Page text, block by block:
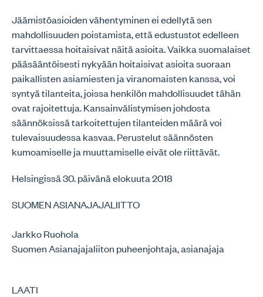
Jäämistöasioiden vähentyminen ei edellytä sen
mahdollisuuden poistamista, että edustustot edelleen
tarvittaessa hoitaisivat näitä asioita. Vaikka suomalaiset
pääsääntöisesti nykyään hoitaisivat asioita suoraan
paikallisten asiamiesten ja viranomaisten kanssa, voi
syntyä tilanteita, joissa henkilön mahdollisuudet tähän
ovat rajoitettuja. Kansainvälistymisen johdosta
säännöksissä tarkoitettujen tilanteiden määrä voi
tulevaisuudessa kasvaa. Perustelut säännösten
kumoamiselle ja muuttamiselle eivät ole riittävät.
Helsingissä 30. päivänä elokuuta 2018
SUOMEN ASIANAJAJALIITTO
Jarkko Ruohola
Suomen Asianajajaliiton puheenjohtaja, asianajaja
LAATI